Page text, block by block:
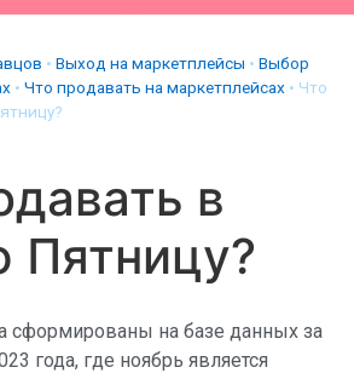
• Выход на маркетплейсы • Выбор
• Что продавать на маркетплейсах • Что
в
Пятницу?
сформированы на базе данных за
года, где ноябрь является